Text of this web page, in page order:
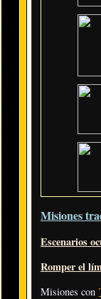
Misiones
Escenarios
Romper el
Misiones con